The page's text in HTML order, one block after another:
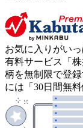
お気に入りがいっ
有料サービス「
柄を無制限で登
には「30日間無